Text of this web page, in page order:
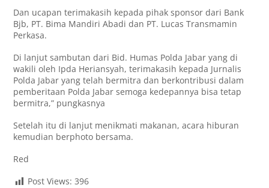
Dan ucapan terimakasih kepada pihak sponsor dari Bank
Bjb, PT. Bima Mandiri Abadi dan PT. Lucas Transmamin
Perkasa.
Di lanjut sambutan dari Bid. Humas Polda Jabar yang di
wakili oleh Ipda Heriansyah, terimakasih kepada Jurnalis
Polda Jabar yang telah bermitra dan berkontribusi dalam
pemberitaan Polda Jabar semoga kedepannya bisa tetap
bermitra,” pungkasnya
Setelah itu di lanjut menikmati makanan, acara hiburan
kemudian berphoto bersama.
Red
Post Views: 396